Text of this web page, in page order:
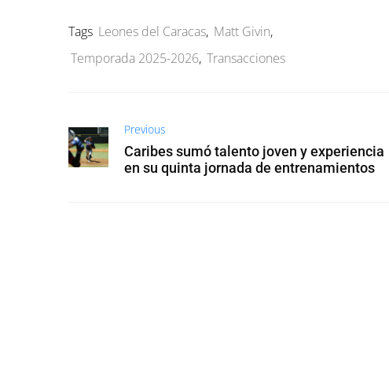
Tags Leones del Caracas, Matt Givin,
Temporada 2025-2026, Transacciones
Previous
Caribes sumó talento joven y experiencia
en su quinta jornada de entrenamientos